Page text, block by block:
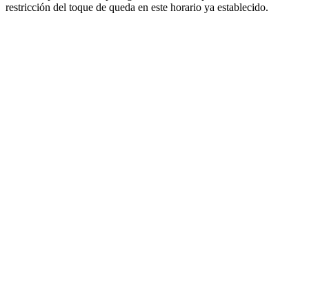
restricción del toque de queda en este horario ya establecido.